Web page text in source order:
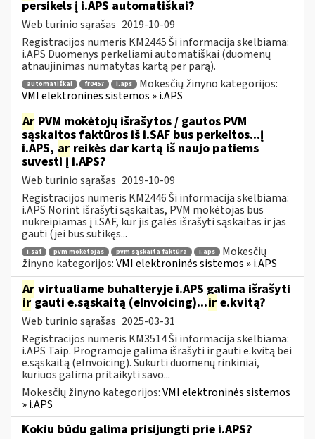
persikels į i.APS automatiškai?
Web turinio sąrašas 2019-10-09
Registracijos numeris KM2445 Ši informacija skelbiama:
i.APS Duomenys perkeliami automatiškai (duomenų
atnaujinimas numatytas kartą per parą).
automatiškai fr0457 i.aps
Mokesčių žinyno kategorijos:
VMI elektroninės sistemos » i.APS
Ar PVM mokėtojų išrašytos / gautos PVM
sąskaitos faktūros iš i.SAF bus perkeltos...į
i.APS, ar reikės dar kartą iš naujo patiems
suvesti į i.APS?
Web turinio sąrašas 2019-10-09
Registracijos numeris KM2446 Ši informacija skelbiama:
i.APS Norint išrašyti sąskaitas, PVM mokėtojas bus
nukreipiamas į i.SAF, kur jis galės išrašyti sąskaitas ir jas
gauti (jei bus sutikęs...
i.saf pvm mokėtojas pvm sąskaita faktūra i.aps
Mokesčių
žinyno kategorijos:VMI elektroninės sistemos » i.APS
Ar virtualiame buhalteryje i.APS galima išrašyti
irgauti e.sąskaitą (eInvoicing)...ir e.kvitą?
Web turinio sąrašas 2025-03-31
Registracijos numeris KM3514 Ši informacija skelbiama:
i.APS Taip. Programoje galima išrašyti ir gauti e.kvitą bei
e.sąskaitą (eInvoicing). Sukurti duomenų rinkiniai,
kuriuos galima pritaikyti savo...
Mokesčių žinyno kategorijos:VMI elektroninės sistemos
» i.APS
Kokiu būdu galima prisijungti prie i.APS?